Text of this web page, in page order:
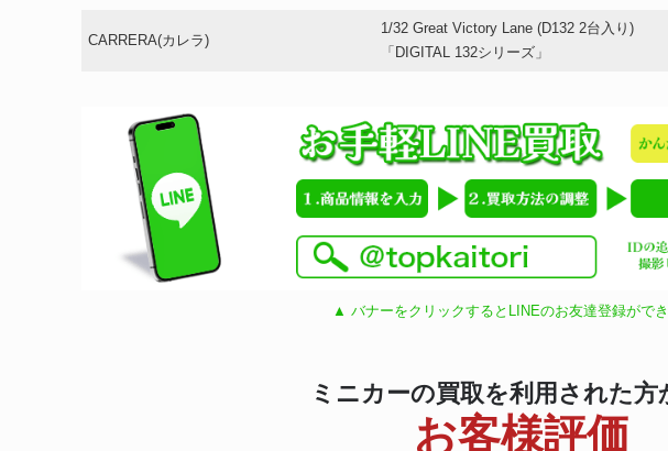
CARRERA(カレラ)
1/32 Great Victory Lane (D132 2台入り)
「DIGITAL 132シリーズ」
▲ バナーをクリックするとLINEのお友達登録ができ
ミニカーの買取を利用された方
お客様評価